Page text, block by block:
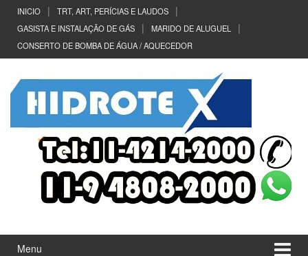
Conteúdo
Pular
menu
principal
INICIO
TRT, ART, PERÍCIAS E LAUDOS
GASISTA E INSTALAÇÃO DE GÁS
MARIDO DE ALUGUEL
CONSERTO DE BOMBA DE ÁGUA / AQUECEDOR
Menu